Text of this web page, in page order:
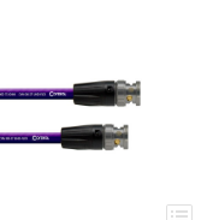
DMX кабель
двойной